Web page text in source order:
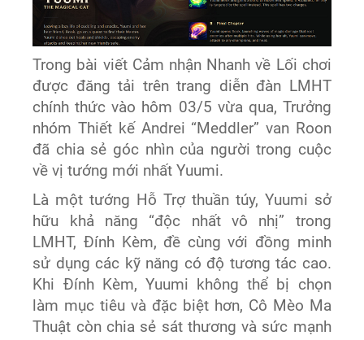
Trong bài viết Cảm nhận Nhanh về Lối chơi
được đăng tải trên trang diễn đàn LMHT
chính thức vào hôm 03/5 vừa qua, Trưởng
nhóm Thiết kế Andrei “Meddler” van Roon
đã chia sẻ góc nhìn của người trong cuộc
về vị tướng mới nhất Yuumi.
Là một tướng Hỗ Trợ thuần túy, Yuumi sở
hữu khả năng “độc nhất vô nhị” trong
LMHT, Đính Kèm, đề cùng với đồng minh
sử dụng các kỹ năng có độ tương tác cao.
Khi Đính Kèm, Yuumi không thể bị chọn
làm mục tiêu và đặc biệt hơn, Cô Mèo Ma
Thuật còn chia sẻ sát thương và sức mạnh